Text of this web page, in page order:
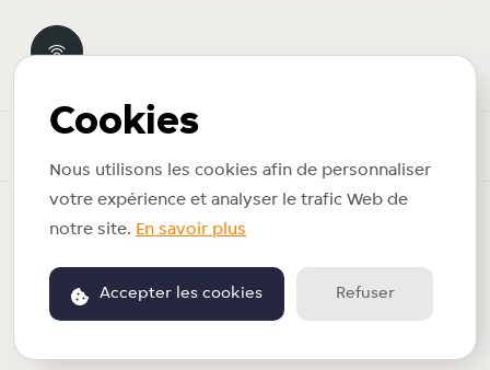
Conditions d'utilisation
Propulsé par PR.co
Cookies
Nous utilisons les cookies afin de personnaliser
votre expérience et analyser le trafic Web de
notre site. En savoir plus
Accepter les cookies Refuser